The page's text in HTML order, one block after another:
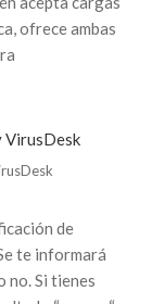
ofrece ambas
de
Se te informará
no. Si tienes